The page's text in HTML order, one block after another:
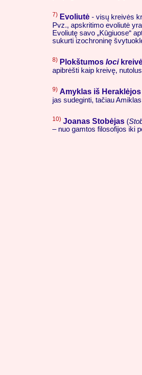
7) Evoliutė - visų kreivės
Pvz., apskritimo evoliutė
Evoliutę savo „Kūgiuose“
sukurti izochroninę
8) Plokštumos loci
apibrėšti kaip kreivę,
9) Amyklas iš Heraklėjos
jas sudeginti, tačiau
10) Joanas Stobėjas (
– nuo gamtos filosofijos iki